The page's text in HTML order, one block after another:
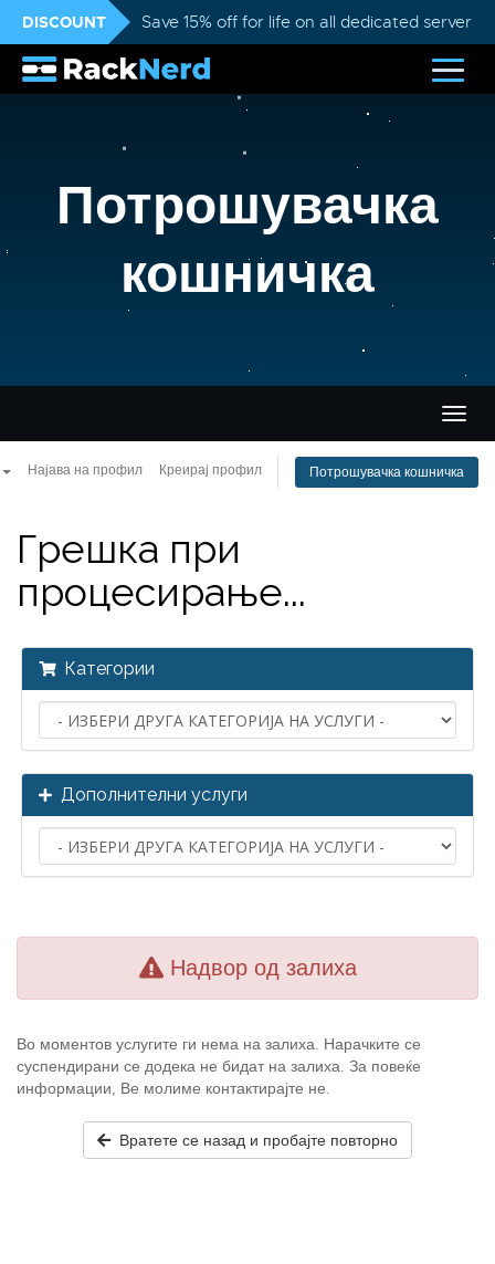
DISCOUNT Save 15% off for life on all dedicated servers
Потрошувачка
кошничка
ја
Најава на профил Креирај профил Потрошувачка кошничка
Грешка при
процесирање...
Категории
Дополнителни услуги
Надвор од залиха
Во моментов услугите ги нема на залиха. Нарачките се
суспендирани се додека не бидат на залиха. За повеќе
информации, Ве молиме контактирајте не.
Вратете се назад и пробајте повторно